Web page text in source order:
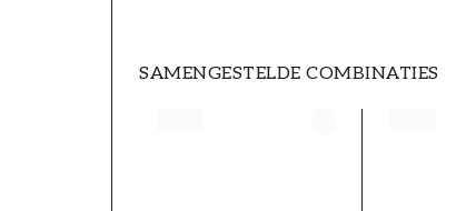
SAMENGESTELDE COMBINATIES